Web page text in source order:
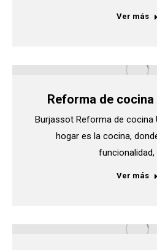
Ver más
Reforma de
Burjassot Reforma de cocina
hogar es la cocina,
funcionalidad,
Ver más